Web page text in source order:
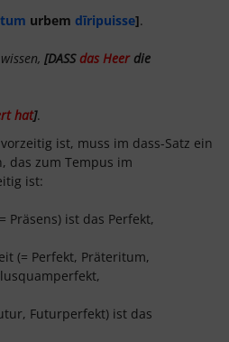
urbem dīripuisse].
[DASS das Heerdie
hat].
ist, muss im dass-Satz ein
das zum Tempus im
ist:
Präsens) ist das Perfekt,
(= Perfekt, Präteritum,
Futurperfekt) ist das